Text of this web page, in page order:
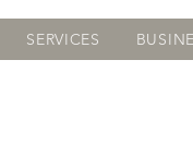
SERVICES